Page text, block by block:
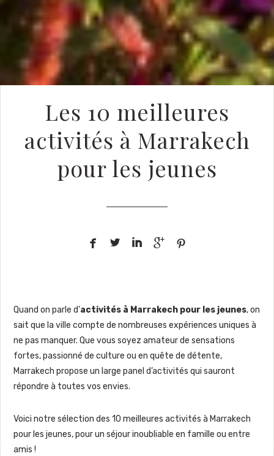
Les 10 meilleures
activités à Marrakech
pour les jeunes
    
Quand on parle d’activités à Marrakech pour les jeunes, on
sait que la ville compte de nombreuses expériences uniques à
ne pas manquer. Que vous soyez amateur de sensations
fortes, passionné de culture ou en quête de détente,
Marrakech propose un large panel d’activités qui sauront
répondre à toutes vos envies.
Voici notre sélection des 10 meilleures activités à Marrakech
pour les jeunes, pour un séjour inoubliable en famille ou entre
amis !